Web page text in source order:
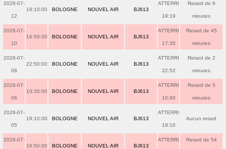
2026-07-
12
19:10:00 BOLOGNE NOUVEL AIR BJ613
ATTERRI
19:19
Retard de 9
minutes
2026-07-
10
16:50:00 BOLOGNE NOUVEL AIR BJ613
ATTERRI
17:35
Retard de 45
minutes
2026-07-
08
22:50:00 BOLOGNE NOUVEL AIR BJ613
ATTERRI
22:52
Retard de 2
minutes
2026-07-
06
10:35:00 BOLOGNE NOUVEL AIR BJ613
ATTERRI
10:40
Retard de 5
minutes
2026-07-
05
19:10:00 BOLOGNE NOUVEL AIR BJ613
ATTERRI
19:10
Aucun retard
2026-07-
16:50:00 BOLOGNE NOUVEL AIR BJ613
ATTERRI Retard de 54